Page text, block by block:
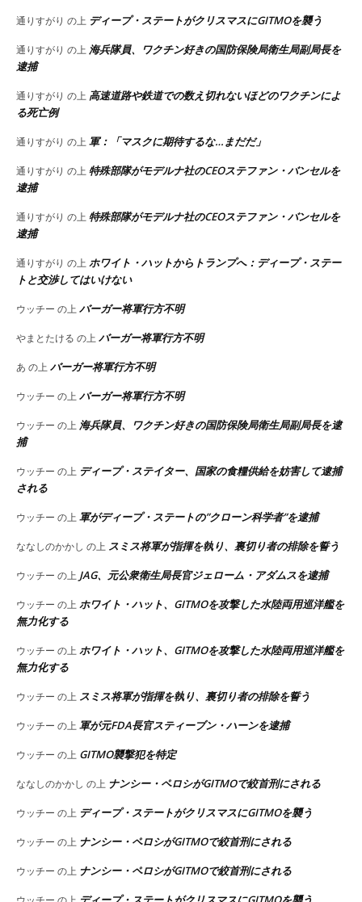
通りすがり の上 ディープ・ステートがクリスマスにGITMOを襲う
通りすがり の上 海兵隊員、ワクチン好きの国防保険局衛生局副局長を
逮捕
通りすがり の上 高速道路や鉄道での数え切れないほどのワクチンによ
る死亡例
通りすがり の上軍：「マスクに期待するな…まだだ」
通りすがり の上特殊部隊がモデルナ社のCEOステファン・バンセルを
逮捕
通りすがり の上特殊部隊がモデルナ社のCEOステファン・バンセルを
逮捕
通りすがり の上ホワイト・ハットからトランプへ：ディープ・ステー
トと交渉してはいけない
ウッチー の上バーガー将軍行方不明
やまとたける の上バーガー将軍行方不明
あ の上バーガー将軍行方不明
ウッチー の上バーガー将軍行方不明
ウッチー の上 海兵隊員、ワクチン好きの国防保険局衛生局副局長を逮
捕
ウッチー の上 ディープ・ステイター、国家の食糧供給を妨害して逮捕
される
ウッチー の上軍がディープ・ステートの”クローン科学者”を逮捕
ななしのかかし の上 スミス将軍が指揮を執り、裏切り者の排除を誓う
ウッチー の上 JAG、元公衆衛生局長官ジェローム・アダムスを逮捕
ウッチー の上ホワイト・ハット、GITMOを攻撃した水陸両用巡洋艦を
無力化する
ウッチー の上ホワイト・ハット、GITMOを攻撃した水陸両用巡洋艦を
無力化する
ウッチー の上 スミス将軍が指揮を執り、裏切り者の排除を誓う
ウッチー の上軍が元FDA長官スティーブン・ハーンを逮捕
ウッチー の上 GITMO襲撃犯を特定
ななしのかかし の上 ナンシー・ペロシがGITMOで絞首刑にされる
ウッチー の上 ディープ・ステートがクリスマスにGITMOを襲う
ウッチー の上 ナンシー・ペロシがGITMOで絞首刑にされる
ウッチー の上 ナンシー・ペロシがGITMOで絞首刑にされる